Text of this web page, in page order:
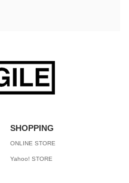
SHOPPING
ONLINE STORE
Yahoo! STORE